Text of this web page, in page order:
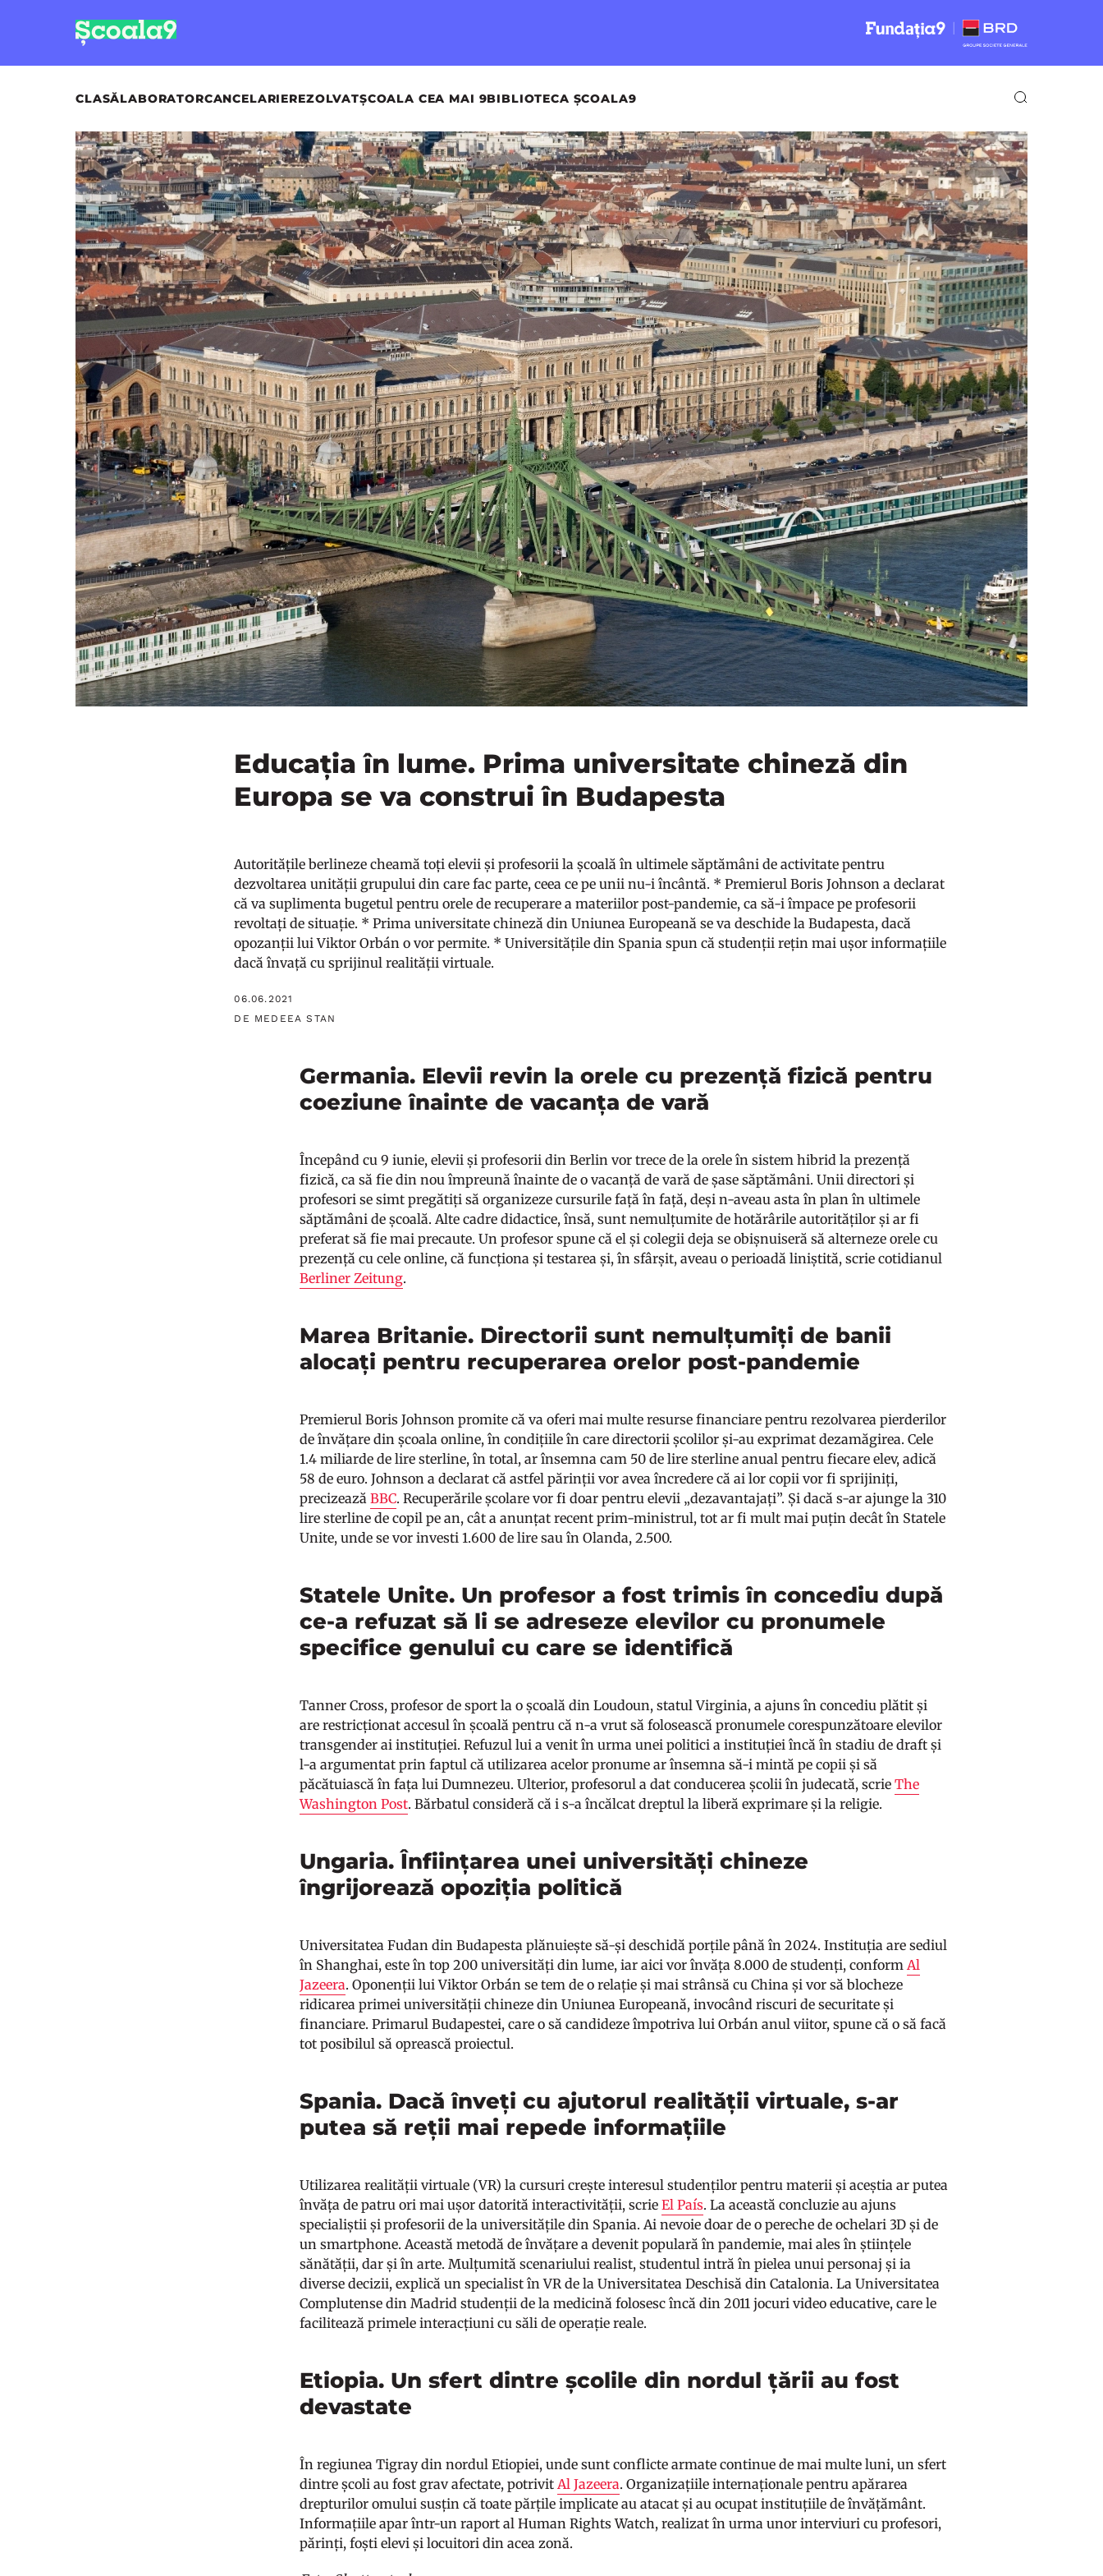
CLASĂLABORATORCANCELARIEREZOLVATȘCOALA CEA MAI 9BIBLIOTECA ȘCOALA9
Educația în lume. Prima universitate chineză din
Europa se va construi în Budapesta
Autoritățile berlineze cheamă toți elevii și profesorii la școală în ultimele săptămâni de activitate pentru
dezvoltarea unității grupului din care fac parte, ceea ce pe unii nu-i încântă. * Premierul Boris Johnson a declarat
că va suplimenta bugetul pentru orele de recuperare a materiilor post-pandemie, ca să-i împace pe profesorii
revoltați de situație. * Prima universitate chineză din Uniunea Europeană se va deschide la Budapesta, dacă
opozanții lui Viktor Orbán o vor permite. * Universitățile din Spania spun că studenții rețin mai ușor informațiile
dacă învață cu sprijinul realității virtuale.
06.06.2021
DE MEDEEA STAN
Germania. Elevii revin la orele cu prezență fizică pentru
coeziune înainte de vacanța de vară
Începând cu 9 iunie, elevii și profesorii din Berlin vor trece de la orele în sistem hibrid la prezență
fizică, ca să fie din nou împreună înainte de o vacanță de vară de șase săptămâni. Unii directori și
profesori se simt pregătiți să organizeze cursurile față în față, deși n-aveau asta în plan în ultimele
săptămâni de școală. Alte cadre didactice, însă, sunt nemulțumite de hotărârile autorităților și ar fi
preferat să fie mai precaute. Un profesor spune că el și colegii deja se obișnuiseră să alterneze orele cu
prezență cu cele online, că funcționa și testarea și, în sfârșit, aveau o perioadă liniștită, scrie cotidianul
Berliner Zeitung.
Marea Britanie. Directorii sunt nemulțumiți de banii
alocați pentru recuperarea orelor post-pandemie
Premierul Boris Johnson promite că va oferi mai multe resurse financiare pentru rezolvarea pierderilor
de învățare din școala online, în condițiile în care directorii școlilor și-au exprimat dezamăgirea. Cele
1.4 miliarde de lire sterline, în total, ar însemna cam 50 de lire sterline anual pentru fiecare elev, adică
58 de euro. Johnson a declarat că astfel părinții vor avea încredere că ai lor copii vor fi sprijiniți,
precizeazăBBC. Recuperările școlare vor fi doar pentru elevii „dezavantajați”. Și dacă s-ar ajunge la 310
lire sterline de copil pe an, cât a anunțat recent prim-ministrul, tot ar fi mult mai puțin decât în Statele
Unite, unde se vor investi 1.600 de lire sau în Olanda, 2.500.
Statele Unite. Un profesor a fost trimis în concediu după
ce-a refuzat să li se adreseze elevilor cu pronumele
specifice genului cu care se identifică
Tanner Cross, profesor de sport la o școală din Loudoun, statul Virginia, a ajuns în concediu plătit și
are restricționat accesul în școală pentru că n-a vrut să folosească pronumele corespunzătoare elevilor
transgender ai instituției. Refuzul lui a venit în urma unei politici a instituției încă în stadiu de draft și
l-a argumentat prin faptul că utilizarea acelor pronume ar însemna să-i mintă pe copii și să
păcătuiască în fața lui Dumnezeu. Ulterior, profesorul a dat conducerea școlii în judecată, scrieThe
Washington Post. Bărbatul consideră că i s-a încălcat dreptul la liberă exprimare și la religie.
Ungaria. Înființarea unei universități chineze
îngrijorează opoziția politică
Universitatea Fudan din Budapesta plănuiește să-și deschidă porțile până în 2024. Instituția are sediul
în Shanghai, este în top 200 universități din lume, iar aici vor învăța 8.000 de studenți, conformAl
Jazeera. Oponenții lui Viktor Orbán se tem de o relație și mai strânsă cu China și vor să blocheze
ridicarea primei universității chineze din Uniunea Europeană, invocând riscuri de securitate și
financiare. Primarul Budapestei, care o să candideze împotriva lui Orbán anul viitor, spune că o să facă
tot posibilul să oprească proiectul.
Spania. Dacă înveți cu ajutorul realității virtuale, s-ar
putea să reții mai repede informațiile
Utilizarea realității virtuale (VR) la cursuri crește interesul studenților pentru materii și aceștia ar putea
învăța de patru ori mai ușor datorită interactivității, scrieEl País. La această concluzie au ajuns
specialiștii și profesorii de la universitățile din Spania. Ai nevoie doar de o pereche de ochelari 3D și de
un smartphone. Această metodă de învățare a devenit populară în pandemie, mai ales în științele
sănătății, dar și în arte. Mulțumită scenariului realist, studentul intră în pielea unui personaj și ia
diverse decizii, explică un specialist în VR de la Universitatea Deschisă din Catalonia. La Universitatea
Complutense din Madrid studenții de la medicină folosesc încă din 2011 jocuri video educative, care le
facilitează primele interacțiuni cu săli de operație reale.
Etiopia. Un sfert dintre școlile din nordul țării au fost
devastate
În regiunea Tigray din nordul Etiopiei, unde sunt conflicte armate continue de mai multe luni, un sfert
dintre școli au fost grav afectate, potrivitAl Jazeera. Organizațiile internaționale pentru apărarea
drepturilor omului susțin că toate părțile implicate au atacat și au ocupat instituțiile de învățământ.
Informațiile apar într-un raport al Human Rights Watch, realizat în urma unor interviuri cu profesori,
părinți, foști elevi și locuitori din acea zonă.